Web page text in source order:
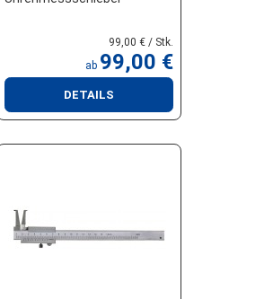
99,00 € / Stk.
ab 99,00 €
DETAILS